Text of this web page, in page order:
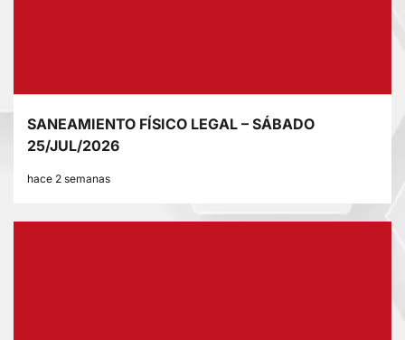
SANEAMIENTO FÍSICO LEGAL – SÁBADO
25/JUL/2026
hace 2 semanas